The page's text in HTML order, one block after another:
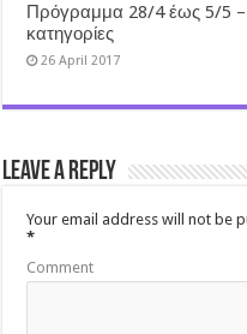
Πρόγραμμα 28/4 έως 5/5 –
κατηγορίες
26 April 2017
Leave a Reply
Your email address will not be
*
Comment